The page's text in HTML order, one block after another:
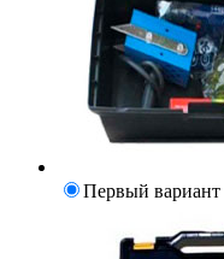
Первый вариант